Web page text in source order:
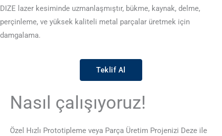
DIZE lazer kesiminde uzmanlaşmıştır, bükme, kaynak, delme,
perçinleme, ve yüksek kaliteli metal parçalar üretmek için
damgalama.
Teklif Al
Nasıl çalışıyoruz!
Özel Hızlı Prototipleme veya Parça Üretim Projenizi Deze ile